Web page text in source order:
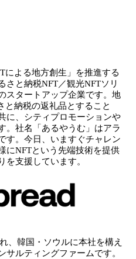
による地方創生」を推進する
さと納税NFT／観光NFTソリ
スタートアップ企業です。地
と納税の返礼品とすること
に、シティプロモーションや
。社名「あるやうむ」はアラ
す。今日、いますぐチャレン
にNFTという先端技術を提供
を支援しています。
、韓国・ソウルに本社を構え
サルティングファームです。